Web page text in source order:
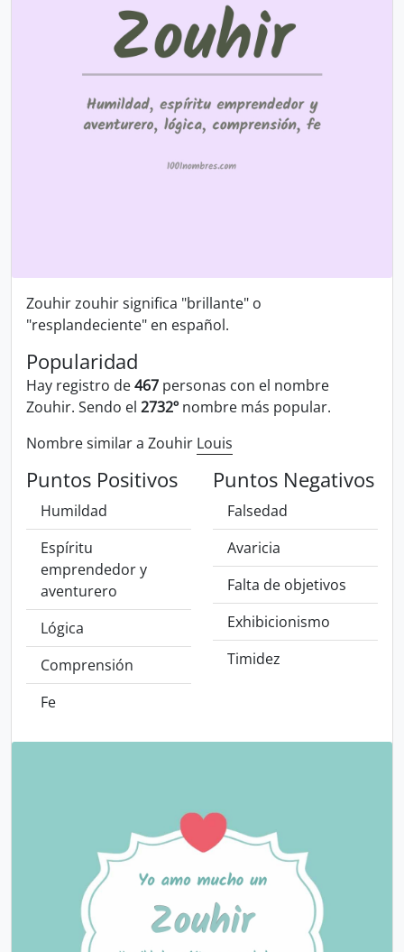
Zouhir zouhir significa "brillante" o
"resplandeciente" en español.
Popularidad
Hay registro de467 personas con el nombre
Zouhir. Sendo el 2732º nombre más popular.
Nombre similar a Zouhir Louis
Puntos Positivos
Humildad
Espíritu
emprendedor y
aventurero
Lógica
Comprensión
Fe
Puntos Negativos
Falsedad
Avaricia
Falta de objetivos
Exhibicionismo
Timidez